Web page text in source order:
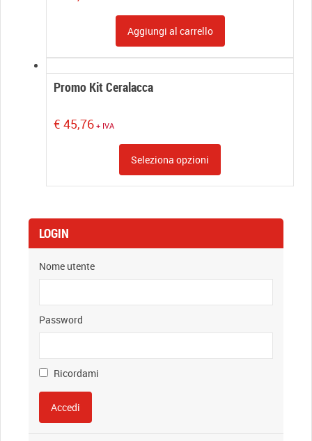
Aggiungi al carrello
Promo Kit Ceralacca
€ 45,76 + IVA
Seleziona opzioni
LOGIN
Nome utente
Password
Ricordami